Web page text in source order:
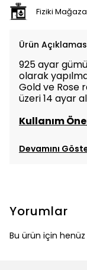
Fiziki
Ürün
925 ayar
olarak
Gold ve Rose
üzeri 14 ayar
Kullanım
Devamını
Yorumlar
Bu ürün için